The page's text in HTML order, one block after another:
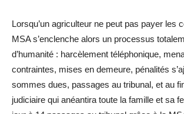
Lorsqu’un agriculteur ne peut pas payer les
MSA s’enclenche alors un processus
d’humanité : harcèlement téléphonique,
contraintes, mises en demeure, pénalités
sommes dues, passages au tribunal, et au
judiciaire qui anéantira toute la famille et sa